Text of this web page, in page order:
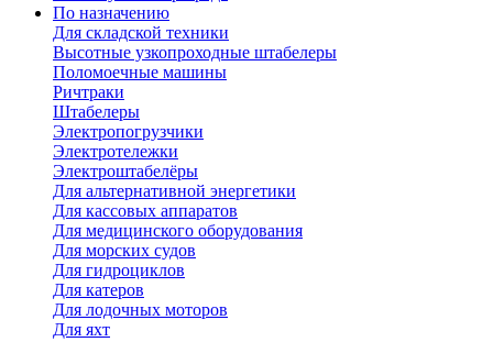
По назначению
Для складской техники
Высотные узкопроходные штабелеры
Поломоечные машины
Ричтраки
Штабелеры
Электропогрузчики
Электротележки
Электроштабелёры
Для альтернативной энергетики
Для кассовых аппаратов
Для медицинского оборудования
Для морских судов
Для гидроциклов
Для катеров
Для лодочных моторов
Для яхт